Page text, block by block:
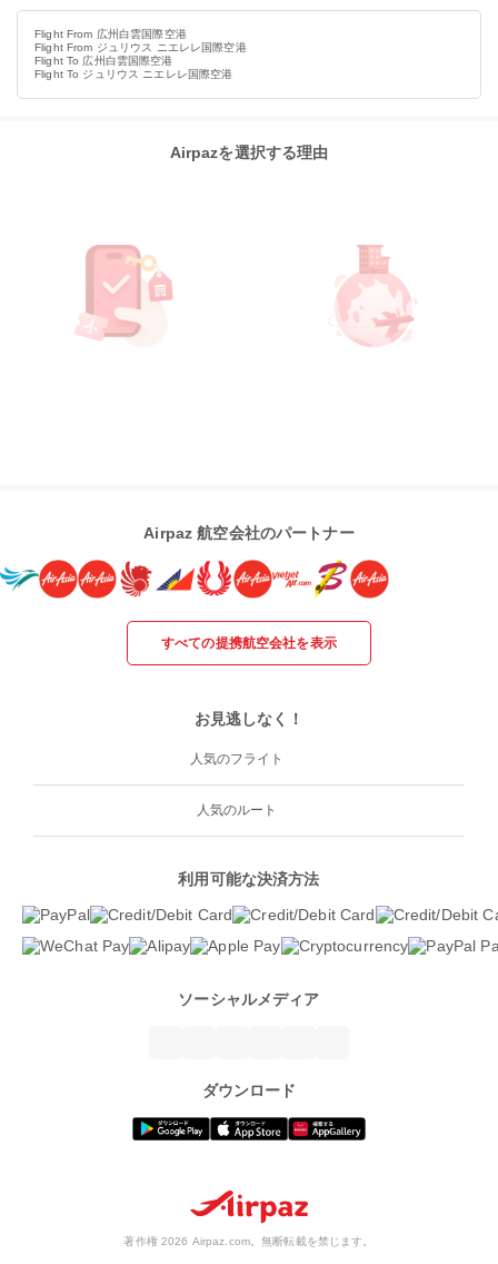
Flight From 広州白雲国際空港
Flight From ジュリウス ニエレレ国際空港
Flight To 広州白雲国際空港
Flight To ジュリウス ニエレレ国際空港
Airpazを選択する理由
Airpaz 航空会社のパートナー
すべての提携航空会社を表示
お見逃しなく！
人気のフライト
人気のルート
利用可能な決済方法
ソーシャルメディア
ダウンロード
著作権 2026 Airpaz.com。無断転載を禁じます。